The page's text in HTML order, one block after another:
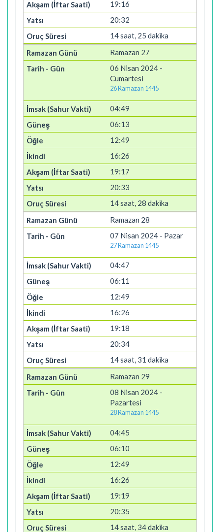
19:16
20:32
14 saat, 25 dakika
Ramazan 27
06 Nisan 2024 -
Cumartesi
26 Ramazan 1445
04:49
06:13
12:49
16:26
19:17
20:33
14 saat, 28 dakika
Ramazan 28
07 Nisan 2024 - Pazar
27 Ramazan 1445
04:47
06:11
12:49
16:26
19:18
20:34
14 saat, 31 dakika
Ramazan 29
08 Nisan 2024 -
Pazartesi
28 Ramazan 1445
04:45
06:10
12:49
16:26
19:19
20:35
14 saat, 34 dakika